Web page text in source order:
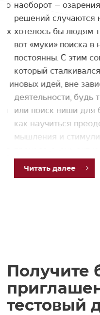
плодотворного
и
наоборот –
решений случаются
хотелось бы людям
вот «муки» поиска в
постоянны. С этим
который
новых идей, вне
деятельности, будь
или поиск ниши для
как научиться
мышления и
этой проблемы,
Читать далее
Получите
тестовый